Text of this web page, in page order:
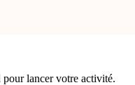
lancer votre activité.